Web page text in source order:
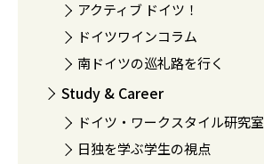
アクティブ ドイツ！
ドイツワインコラム
南ドイツの巡礼路を行く
Study & Career
ドイツ・ワークスタイル研究室
日独を学ぶ学生の視点